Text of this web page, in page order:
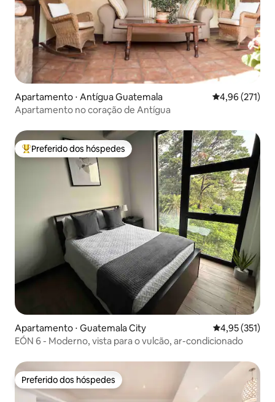
Apartamento ⋅ Antígua Guatemala 4,96 de uma
4,96 (271)
Apartamento no coração de Antígua
Entre os melhores preferidos dos hóspedes
Preferido dos hóspedes
Apartamento ⋅ Guatemala City 4,95 de uma
4,95 (351)
EÓN 6 - Moderno, vista para o vulcão, ar-condicionado
Preferido dos hóspedes
Preferido dos hóspedes